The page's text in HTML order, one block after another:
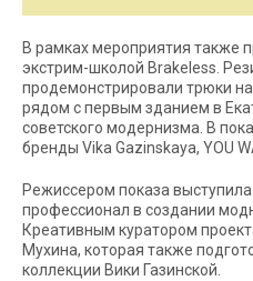
В рамках мероприятия также
экстрим-школой Brakeless.
продемонстрировали трюки
рядом с первым зданием в
советского модернизма. В
бренды Vika Gazinskaya, YOU
Режиссером показа
профессионал в создании
Креативным куратором
Мухина, которая также
коллекции Вики Газинской.